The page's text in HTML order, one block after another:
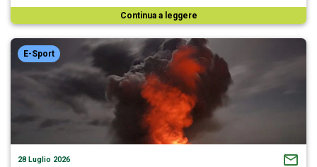
Continua a leggere
E-Sport
28 Luglio 2026